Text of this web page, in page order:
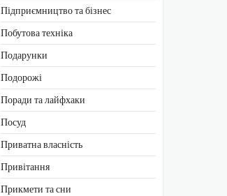
Підприємництво та бізнес
Побутова техніка
Подарунки
Подорожі
Поради та лайфхаки
Посуд
Приватна власність
Привітання
Прикмети та сни